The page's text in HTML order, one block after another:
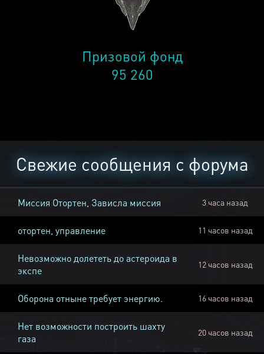
Призовой фонд
95 260
Свежие сообщения с форума
Миссия Отортен, Зависла миссия 3 часа назад
отортен, управление 11 часов назад
Невозможно долететь до астероида в
экспе
12 часов назад
Оборона отныне требует энергию. 16 часов назад
Нет возможности построить шахту
газа
20 часов назад